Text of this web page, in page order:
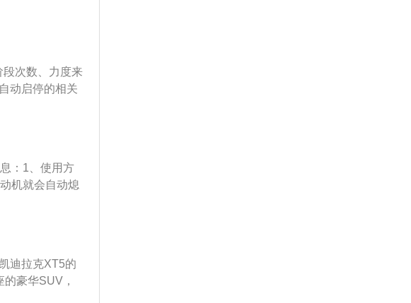
概念车推出的
段次数、力度来
动启停的相关
同时兼顾了
动机会重新着
门踏板就是
：1、使用方
机就会自动熄
或者转动方向
这可是一项
计及反复试
迪拉克XT5的
豪华SUV，
米。2、XT5延